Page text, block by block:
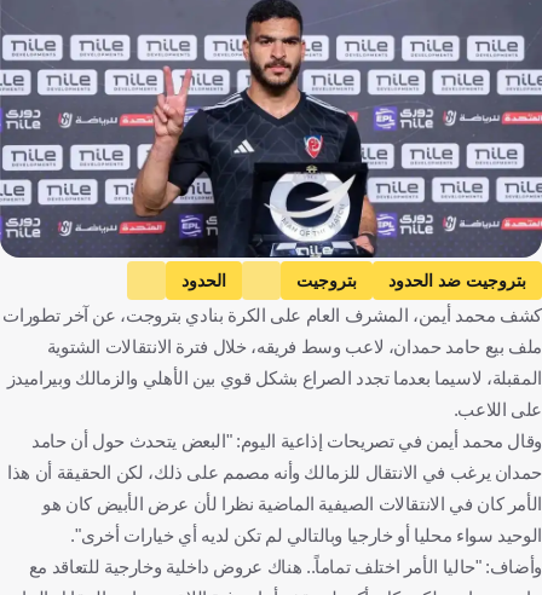
بتروجيت ضد الحدود بتروجيت
الحدود
الدوري المصري الممتاز
الأهلي
الزمالك
بيراميدز
حامد حمدان مصر فلسطين كرة قدم
كشف محمد أيمن، المشرف العام على الكرة بنادي بتروجت، عن آخر تطورات
ملف بيع حامد حمدان، لاعب وسط فريقه، خلال فترة الانتقالات الشتوية
المقبلة، لاسيما بعدما تجدد الصراع بشكل قوي بين الأهلي والزمالك وبيراميدز
على اللاعب.
وقال محمد أيمن في تصريحات إذاعية اليوم: "البعض يتحدث حول أن حامد
حمدان يرغب في الانتقال للزمالك وأنه مصمم على ذلك، لكن الحقيقة أن هذا
الأمر كان في الانتقالات الصيفية الماضية نظرا لأن عرض الأبيض كان هو
الوحيد سواء محليا أو خارجيا وبالتالي لم تكن لديه أي خيارات أخرى".
وأضاف: "حاليا الأمر اختلف تماماً.. هناك عروض داخلية وخارجية للتعاقد مع